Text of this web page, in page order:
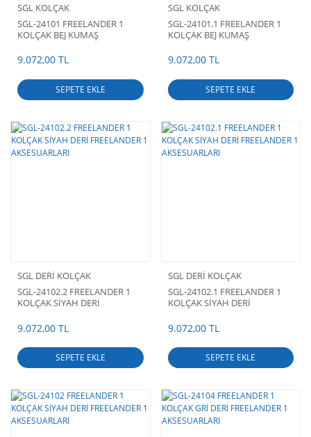
SGL KOLÇAK
SGL-24101 FREELANDER 1
KOLÇAK BEJ KUMAŞ
9.072,00 TL
SEPETE EKLE
SGL KOLÇAK
SGL-24101.1 FREELANDER 1
KOLÇAK BEJ KUMAŞ
9.072,00 TL
SEPETE EKLE
SGL DERİ KOLÇAK
SGL-24102.2 FREELANDER 1
KOLÇAK SİYAH DERİ
9.072,00 TL
SEPETE EKLE
SGL DERİ KOLÇAK
SGL-24102.1 FREELANDER 1
KOLÇAK SİYAH DERİ
9.072,00 TL
SEPETE EKLE